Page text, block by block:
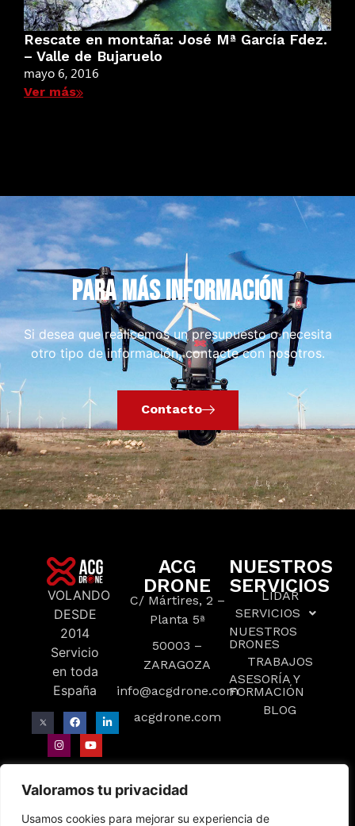
Valoramos tu privacidad
Usamos cookies para mejorar su experiencia de
Rescate en montaña: José Mª García Fdez.
– Valle de Bujaruelo
mayo 6, 2016
Ver más
PARA MÁS INFORMACIÓN
Si desea que realicemos un presupuesto o necesita
otro tipo de información, contacte con nosotros.
Contacto
VOLANDO
DESDE
2014
Servicio
en toda
España
ACG
DRONE
C/ Mártires, 2 –
Planta 5ª
50003 –
ZARAGOZA
info@acgdrone.com
acgdrone.com
NUESTROS
SERVICIOS
LIDAR
SERVICIOS
NUESTROS
DRONES
TRABAJOS
ASESORÍA Y
FORMACIÓN
BLOG